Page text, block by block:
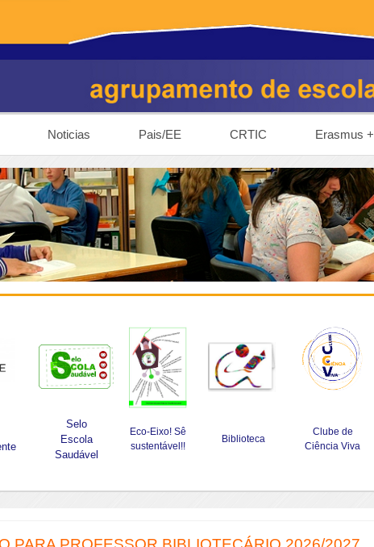
Noticias Pais/EE CRTIC Erasmus +
Selo
Escola
Saudável
Eco-Eixo! Sê
sustentável!!
Biblioteca
Clube de
Ciência Viva